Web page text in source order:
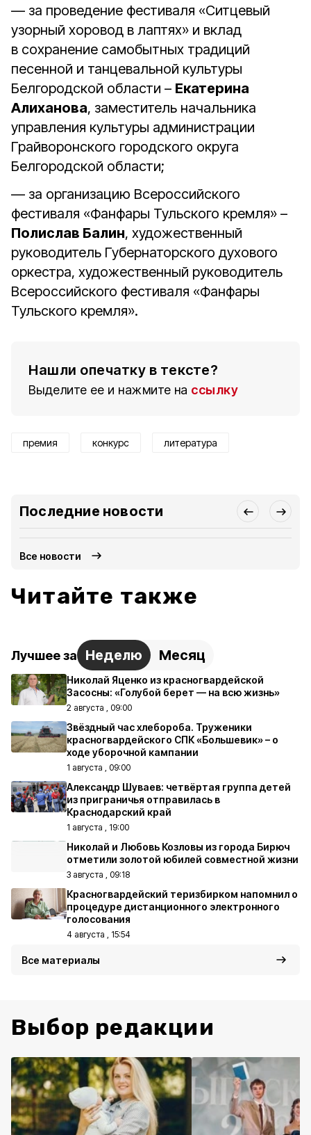
— за проведение фестиваля «Ситцевый
узорный хоровод в лаптях» и вклад
в сохранение самобытных традиций
песенной и танцевальной культуры
Белгородской области – Екатерина
Алиханова, заместитель начальника
управления культуры администрации
Грайворонского городского округа
Белгородской области;
— за организацию Всероссийского
фестиваля «Фанфары Тульского кремля» –
Полислав Балин, художественный
руководитель Губернаторского духового
оркестра, художественный руководитель
Всероссийского фестиваля «Фанфары
Тульского кремля».
Нашли опечатку в тексте?
Выделите ее и нажмите на ссылку
премия конкурс литература
Последние новости
Все новости
Читайте также
Лучшее за Неделю Месяц
Николай Яценко из красногвардейской
Засосны: «Голубой берет — на всю жизнь»
2 августа , 09:00
Звёздный час хлебороба. Труженики
красногвардейского СПК «Большевик» – о
ходе уборочной кампании
1 августа , 09:00
Александр Шуваев: четвёртая группа детей
из приграничья отправилась в
Краснодарский край
1 августа , 19:00
Николай и Любовь Козловы из города Бирюч
отметили золотой юбилей совместной жизни
3 августа , 09:18
Красногвардейский теризбирком напомнил о
процедуре дистанционного электронного
голосования
4 августа , 15:54
Все материалы
Выбор редакции